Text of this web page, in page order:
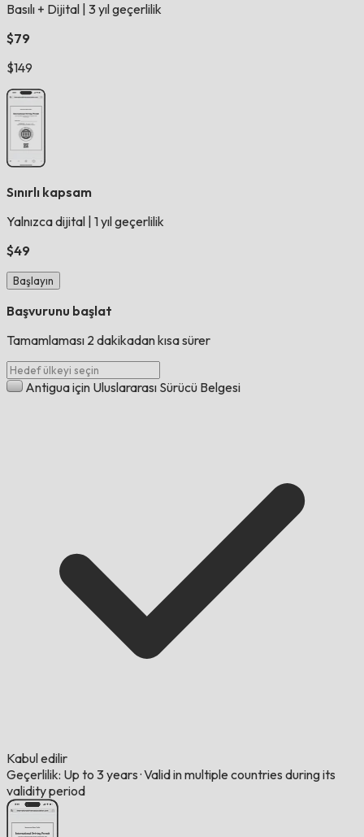
Basılı + Dijital 3 yıl geçerlilik
$79
$149
Sınırlı kapsam
Yalnızca dijital 1 yıl geçerlilik
$49
Başlayın
Başvurunu başlat
Tamamlaması 2 dakikadan kısa sürer
Antigua için Uluslararası Sürücü Belgesi
Kabul edilir
Geçerlilik: Up to 3 years ·Valid in multiple countries during its
validity period